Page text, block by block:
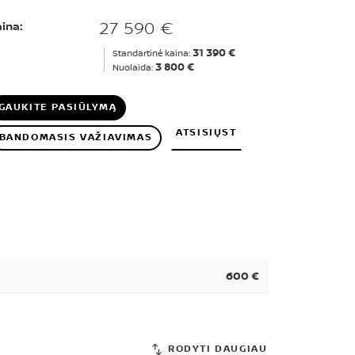
27 590 €
Standartinė kaina: 31 390 €
Nuolaida: 3 800 €
PASIŪLYMĄ
VAŽIAVIMAS ATSISIŲST
600 €